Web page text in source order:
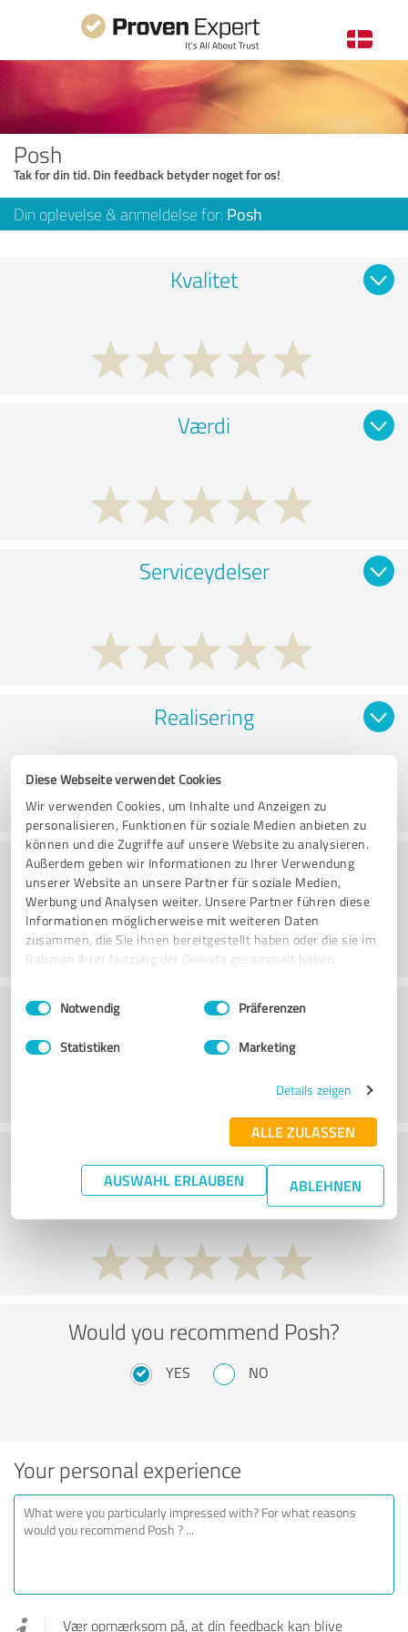
Diese Webseite verwendet Cookies
Wir verwenden Cookies, um Inhalte und Anzeigen zu
personalisieren, Funktionen für soziale Medien anbieten zu
können und die Zugriffe auf unsere Website zu analysieren.
Außerdem geben wir Informationen zu Ihrer Verwendung
unserer Website an unsere Partner für soziale Medien,
Werbung und Analysen weiter. Unsere Partner führen diese
Informationen möglicherweise mit weiteren Daten
zusammen, die Sie ihnen bereitgestellt haben oder die sie im
Rahmen Ihrer Nutzung der Dienste gesammelt haben.
Impressum Datenschutzbestimmungen
Einwilligungsauswahl
Notwendig Präferenzen
Statistiken Marketing
Details zeigen
ALLE ZULASSEN
AUSWAHL ERLAUBEN ABLEHNEN
Posh
Tak for din tid. Din feedback betyder noget for os!
Din oplevelse & anmeldelse for: Posh
Kvalitet
Værdi
Serviceydelser
Realisering
Rådgivning
Kundeservice
What do you think of the price to
performance ratio?
Would you recommend Posh?
YES NO
Your personal experience
Vær opmærksom på, at din feedback kan blive